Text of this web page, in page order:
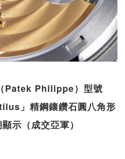
Patek Philippe）型號
」精鋼鑲鑽石圓八角形
示（成交亞軍）